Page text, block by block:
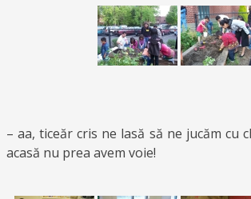
– aa, ticeăr cris ne lasă să ne jucăm cu
acasă nu prea avem voie!